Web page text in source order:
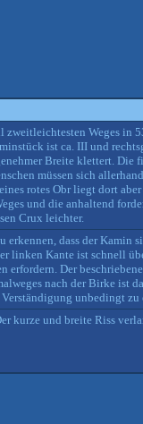
Weges in
ist ca. III und
Breite klettert. Die
müssen sich
rotes Obr liegt dort
und die anhaltend
Crux leichter.
erkennen, dass der
linken Kante ist schnell
erfordern. Der
nach der Birke ist
unbedingt
kurze und breite Riss